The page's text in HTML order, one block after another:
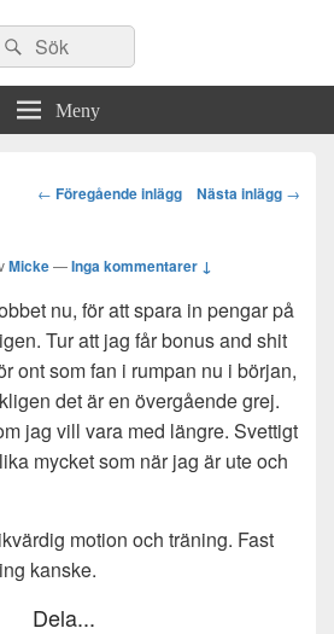
Sök
Sök
Meny
Post
← Föregående inlägg Nästa inlägg →
Micke—Inga kommentarer ↓
nu, för att spara in pengar på
Tur att jag får bonus and shit
ont som fan i rumpan nu i början,
det är en övergående grej.
jag vill vara med längre. Svettigt
mycket som när jag är ute och
motion och träning. Fast
kanske.
Dela...